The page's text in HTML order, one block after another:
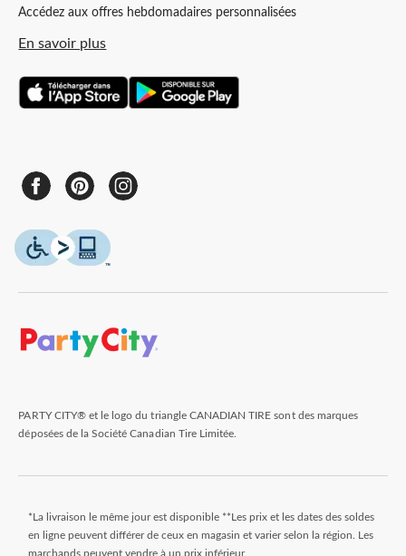
Accédez aux offres hebdomadaires personnalisées
En savoir plus
PARTY CITY® et le logo du triangle CANADIAN TIRE sont des marques
déposées de la Société Canadian Tire Limitée.
*La livraison le même jour est disponible **Les prix et les dates des soldes
en ligne peuvent différer de ceux en magasin et varier selon la région. Les
marchands peuvent vendre à un prix inférieur.